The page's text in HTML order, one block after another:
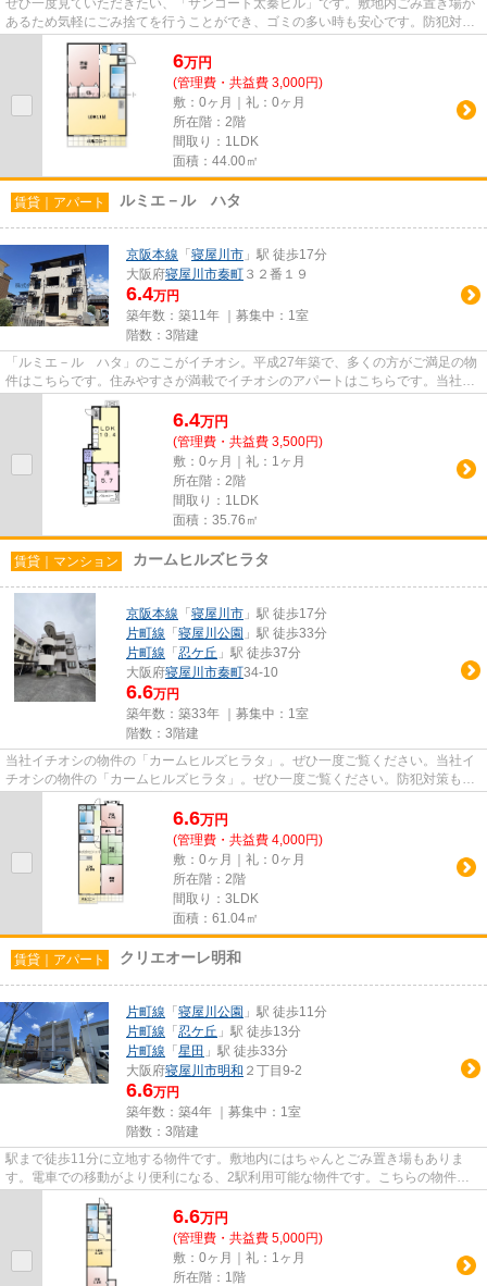
ぜひ一度見ていただきたい、「サンコート太秦ヒル」です。敷地内ごみ置き場が
あるため気軽にごみ捨てを行うことができ、ゴミの多い時も安心です。防犯対策
もバッチリなマンションタイ...
6万円
(管理費・共益費 3,000円)
敷：0ヶ月｜礼：0ヶ月
所在階：2階
間取り：1LDK
面積：44.00㎡
賃貸｜アパート ルミエ－ル ハタ
京阪本線 「 寝屋川市 」駅 徒歩17分
大阪府寝屋川市秦町 ３２番１９
6.4万円
築年数：築11年 ｜募集中： 1室
階数：3階建
「ルミエ－ル ハタ」のここがイチオシ。平成27年築で、多くの方がご満足の物
件はこちらです。住みやすさが満載でイチオシのアパートはこちらです。当社で
しかご紹介できない物件も数...
6.4万円
(管理費・共益費 3,500円)
敷：0ヶ月｜礼：1ヶ月
所在階：2階
間取り：1LDK
面積：35.76㎡
賃貸｜マンション カームヒルズヒラタ
京阪本線 「 寝屋川市 」駅 徒歩17分
片町線 「 寝屋川公園 」駅 徒歩33分
片町線 「 忍ケ丘 」駅 徒歩37分
大阪府寝屋川市秦町34-10
6.6万円
築年数：築33年 ｜募集中： 1室
階数：3階建
当社イチオシの物件の「カームヒルズヒラタ」。ぜひ一度ご覧ください。当社イ
チオシの物件の「カームヒルズヒラタ」。ぜひ一度ご覧ください。防犯対策もバ
ッチリなマンションタイプの...
6.6万円
(管理費・共益費 4,000円)
敷：0ヶ月｜礼：0ヶ月
所在階：2階
間取り：3LDK
面積：61.04㎡
賃貸｜アパート クリエオーレ明和
片町線 「 寝屋川公園 」駅 徒歩11分
片町線 「 忍ケ丘 」駅 徒歩13分
片町線 「 星田 」駅 徒歩33分
大阪府寝屋川市明和 ２丁目9-2
6.6万円
築年数：築4年 ｜募集中： 1室
階数：3階建
駅まで徒歩11分に立地する物件です。敷地内にはちゃんとごみ置き場もありま
す。電車での移動がより便利になる、2駅利用可能な物件です。こちらの物件で
は初期費用をカードでお支払いい...
6.6万円
(管理費・共益費 5,000円)
敷：0ヶ月｜礼：1ヶ月
所在階：1階